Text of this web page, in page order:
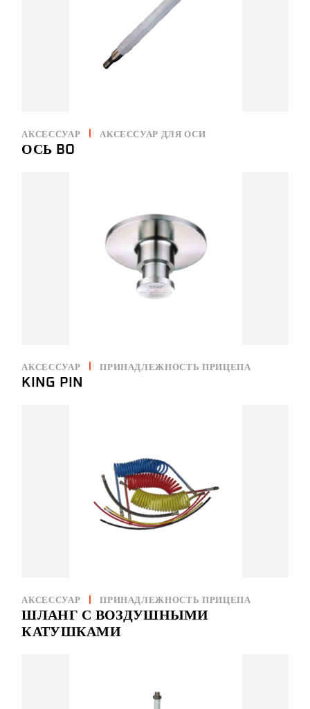
АКСЕССУАР АКСЕССУАР ДЛЯ ОСИ
ОСЬ BO
АКСЕССУАР ПРИНАДЛЕЖНОСТЬ ПРИЦЕПА
KING PIN
АКСЕССУАР ПРИНАДЛЕЖНОСТЬ ПРИЦЕПА
ШЛАНГ С ВОЗДУШНЫМИ
КАТУШКАМИ